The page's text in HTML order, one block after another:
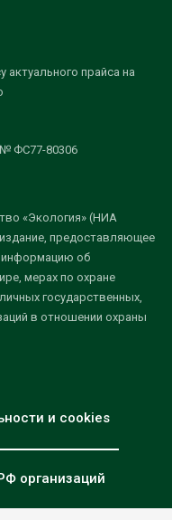
прайса на
ФС77-80306
«Экология» (НИА
предоставляющее
информацию об
мерах по охране
государственных,
в отношении охраны
и cookies
организаций